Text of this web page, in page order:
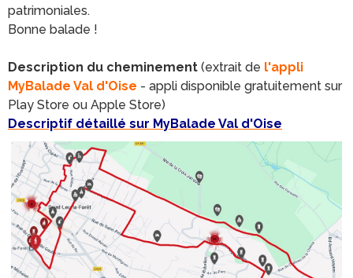
patrimoniales.
Bonne balade !
Description du cheminement (extrait de l'appli
MyBalade Val d'Oise - appli disponible gratuitement sur
Play Store ou Apple Store)
Descriptif détaillé sur MyBalade Val d'Oise